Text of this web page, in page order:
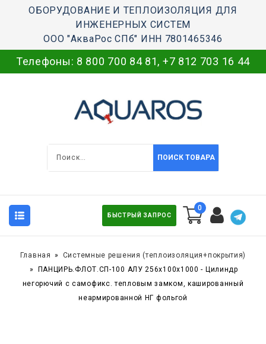
ОБОРУДОВАНИЕ И ТЕПЛОИЗОЛЯЦИЯ ДЛЯ
ИНЖЕНЕРНЫХ СИСТЕМ
ООО "АкваРос СПб" ИНН 7801465346
Телефоны: 8 800 700 84 81, +7 812 703 16 44
ПОИСК ТОВАРА
БЫСТРЫЙ ЗАПРОС
0
Главная
Системные решения (теплоизоляция+покрытия)
ПАНЦИРЬ.ФЛОТ.СП-100 АЛУ 256x100x1000 - Цилиндр
негорючий c самофикс. тепловым замком, кашированный
неармированной НГ фольгой